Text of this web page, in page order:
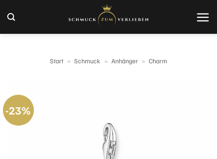
Inhalt
springen
Start » Schmuck » Anhänger » Charm
-23%